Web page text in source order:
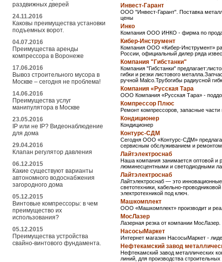
раздвижных дверей
24.11.2016
Каковы преимущества установки
подъемных ворот.
04.07.2016
Преимущества аренды
компрессора в Воронеже
17.06.2016
Вывоз строительного мусора в
Москве – сегодня не проблема!
14.06.2016
Преимущества услуг
манипулятора в Москве
23.05.2016
IP или не IP? Видеонаблюдение
для дома
29.04.2016
Клапан регулятор давления
06.12.2015
Какие существуют варианты
автономного водоснабжения
загородного дома
05.12.2015
Винтовые компрессоры: в чем
преимущество их
использования?
05.12.2015
Преимущества устройства
свайно-винтового фундамента.
Инвест-Гарант
ООО "Инвест-Гарант". Поставка
цены
Инко
Компания ООО ИНКО - фирма по
Кибер-Инструмент
Компания ООО «Кибер-Инструмент»
России, официальный дилер ряда
Компания "Гибстанки"
Компания "Гибстанки"
гибки и резки листового
ручной Malco.Трубогибы радиусной
Компания «Русская Тара
ООО Компания «Русская Тара» -
Компрессор Плюс
Ремонт компрессоров, запасные
Кондиционер
Кондиционер
Контурс-СДМ
Сегодня ООО «Контурс-СДМ»
сервисным обслуживанием и ремонтом
Лайтэлектроснаб
Наша компания занимается оптовой и
люминесцентными и светодиодными
Лайтэлектроснаб
Лайтэлектроснаб — это
светотехники, кабельно-
электротехникой под ключ.
Машкомплект
ООО «Машкомплект» производит и
МосЛазер
Лазерная резка от компании МосЛазер.
НасосыМаркет
Интернет магазин НасосыМаркет -
Нефтекамский завод
Нефтекамский завод металлических
линий, для производства